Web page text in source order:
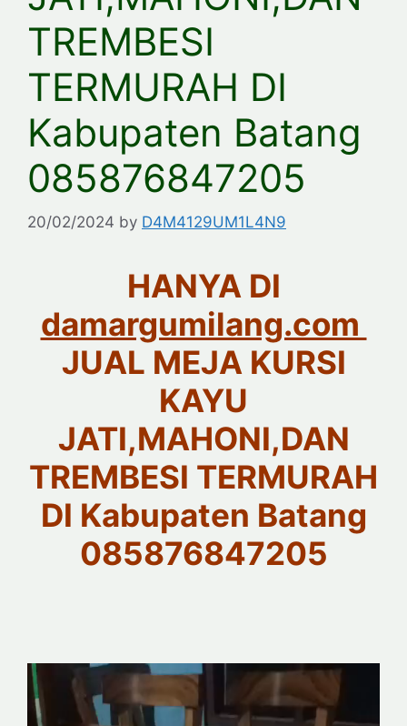
TREMBESI
TERMURAH DI
Kabupaten Batang
085876847205
20/02/2024 by D4M4129UM1L4N9
HANYA DI
damargumilang.com
JUAL MEJA KURSI
KAYU
JATI,MAHONI,DAN
TREMBESI TERMURAH
DI Kabupaten Batang
085876847205